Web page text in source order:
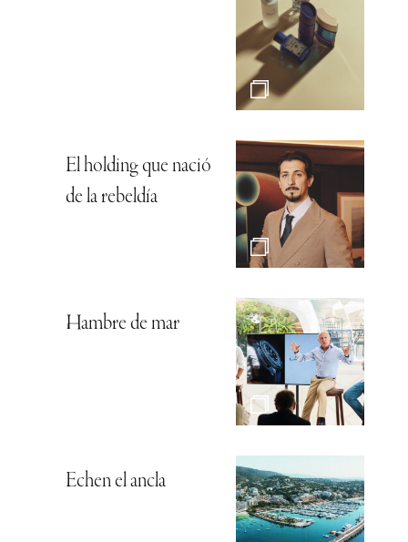
El holding que nació
de la rebeldía
Hambre de mar
Echen el ancla